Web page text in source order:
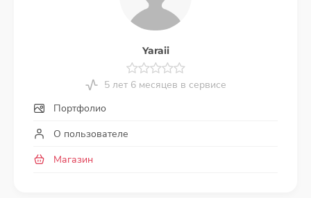
Yaraii
5 лет 6 месяцев в сервисе
Портфолио
О пользователе
Магазин